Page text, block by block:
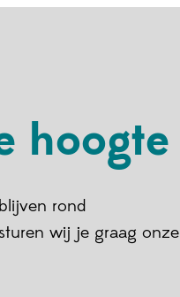
hoogte
rond
wij je graag onze